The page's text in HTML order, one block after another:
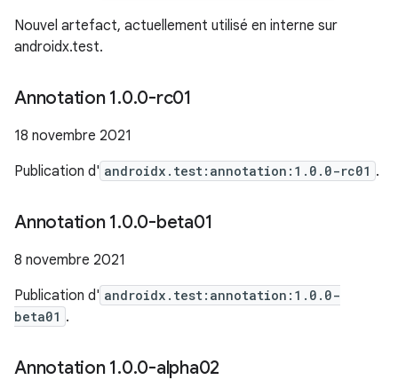
Nouvel artefact, actuellement utilisé en interne sur
androidx.test.
Annotation 1.0.0-rc01
18 novembre 2021
Publication d' androidx.test:annotation:1.0.0-rc01 .
Annotation 1.0.0-beta01
8 novembre 2021
Publication d' androidx.test:annotation:1.0.0-
beta01 .
Annotation 1.0.0-alpha02